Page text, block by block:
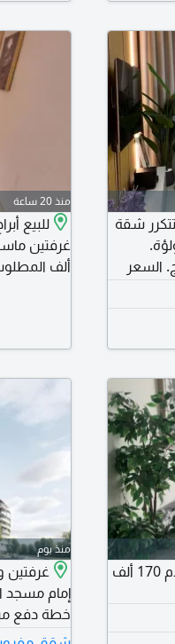
3) فرصة كاش لا تتكرر شقة
3 - أبراج اللؤلؤة.
2 حمام، باركينج. السعر
في
منذ 20 ساعة
غرفة وصالة سيتي تاور مع موقف النعيمية 3 كل شهر مقدم 170 ألف
منذ يوم
غرفتين
إمام مسجد
الخدمات